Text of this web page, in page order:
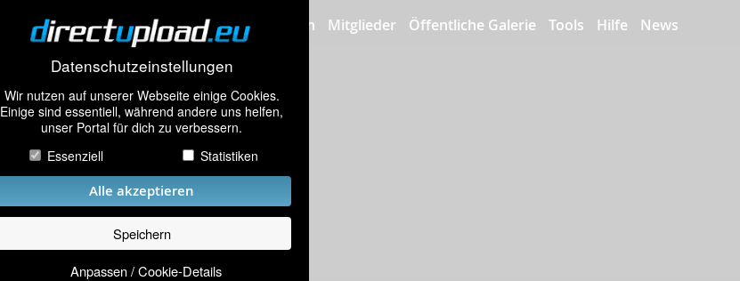
Datenschutzeinstellungen
Wir nutzen auf unserer Webseite einige Cookies.
Einige sind essentiell, während andere uns helfen,
unser Portal für dich zu verbessern.
Essenziell
Statistiken
Alle akzeptieren
Speichern
Anpassen / Cookie-Details
Bilder hochladen Mitglieder Öffentliche Galerie Tools Hilfe News